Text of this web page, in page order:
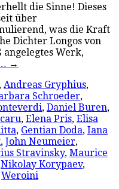
die Sinne! Dieses
über
was die Kraft
Dichter Longos von
angelegtes Werk,
→
, Andreas Gryphius,
Schroeder,
, Daniel Buren,
, Elena Pris, Elisa
, Gentian Doda, Iana
, John Neumeier,
Stravinsky, Maurice
Nikolay Korypaev,
Weroini